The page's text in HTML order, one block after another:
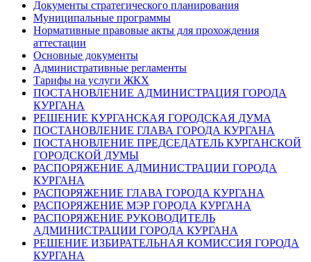
Документы стратегического планирования
Муниципальные программы
Нормативные правовые акты для прохождения
аттестации
Основные документы
Административные регламенты
Тарифы на услуги ЖКХ
ПОСТАНОВЛЕНИЕ АДМИНИСТРАЦИЯ ГОРОДА
КУРГАНА
РЕШЕНИЕ КУРГАНСКАЯ ГОРОДСКАЯ ДУМА
ПОСТАНОВЛЕНИЕ ГЛАВА ГОРОДА КУРГАНА
ПОСТАНОВЛЕНИЕ ПРЕДСЕДАТЕЛЬ КУРГАНСКОЙ
ГОРОДСКОЙ ДУМЫ
РАСПОРЯЖЕНИЕ АДМИНИСТРАЦИИ ГОРОДА
КУРГАНА
РАСПОРЯЖЕНИЕ ГЛАВА ГОРОДА КУРГАНА
РАСПОРЯЖЕНИЕ МЭР ГОРОДА КУРГАНА
РАСПОРЯЖЕНИЕ РУКОВОДИТЕЛЬ
АДМИНИСТРАЦИИ ГОРОДА КУРГАНА
РЕШЕНИЕ ИЗБИРАТЕЛЬНАЯ КОМИССИЯ ГОРОДА
КУРГАНА